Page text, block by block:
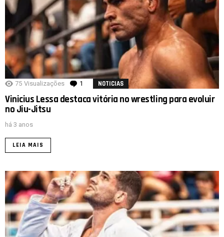
75 Visualizações 1 comentário
NOTICIAS
Vinicius Lessa destaca vitória no wrestling para evoluir
no Jiu-Jitsu
há 3 anos
LEIA MAIS